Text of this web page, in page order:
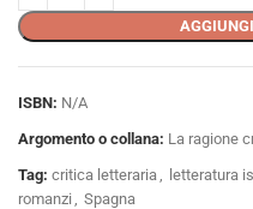
ISBN: N/A
Argomento o collana: La ragione
Tag: critica letteraria letteratura
romanzi
Spagna